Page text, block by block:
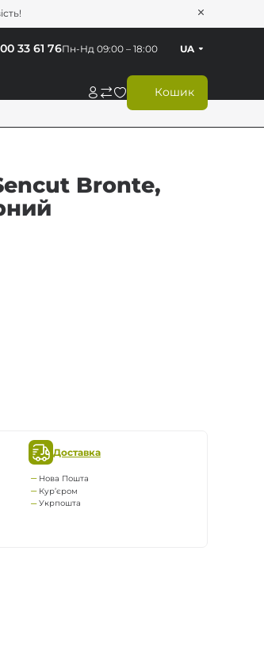
Кошик
Пн-Нд 09:00 – 18:00
33 61 76 UA
Bronte,
Доставка
Нова Пошта
Кур’єром
Укрпошта